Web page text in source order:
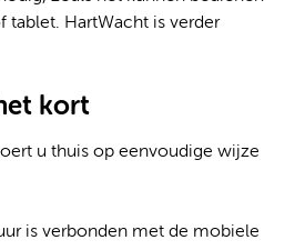
tablet. HartWacht is verder
kort
u thuis op eenvoudige wijze
is verbonden met de mobiele